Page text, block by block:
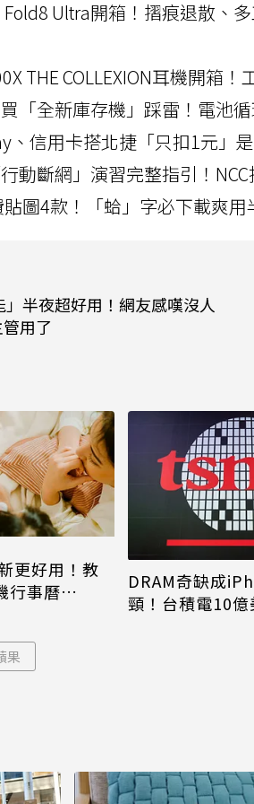
Fold8 Ultra開箱！摺痕退散、
THE COLLEXION耳機開箱
「全新庫存機」踩雷！電池
、信用卡搭北捷「只扣1元」
動斷網」演習完整指引！
貼圖4款！「蛤」字必下載爽
」半夜超好用！網友感嘆沒人
用了
更好用！教
行事曆
DRAM奇缺成
頸！台積電10
果